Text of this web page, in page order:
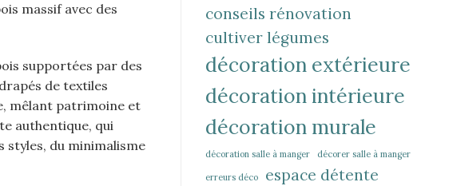
massif avec des
supportées par des
de textiles
mêlant patrimoine et
authentique, qui
styles, du minimalisme
conseils rénovation
cultiver légumes
décoration extérieure
décoration intérieure
décoration murale
décoration salle à manger décorer salle à manger
erreurs déco espace détente